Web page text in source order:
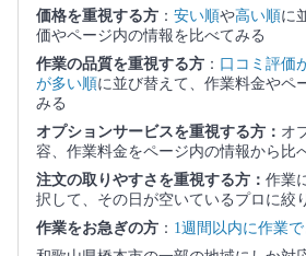
価格を重視する方 ： 安い順や高い順に
価やページ内の情報を比べてみる
作業の品質を重視する方 ： 口コミ評価
が多い順に並び替えて、作業料金やペ
みる
オプションサービスを重視する方： オ
容、作業料金をページ内の情報から比
注文の取りやすさを重視する方： 作業
択して、その日が空いているプロに絞
作業をお急ぎの方 ： 1週間以内に作業